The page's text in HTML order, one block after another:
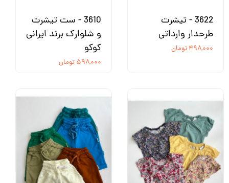
3622 - تیشرت
طرحدار وارداتی
۴۹۸,۰۰۰ تومان
3610 - ست تیشرت
و شلوارک برند ایرانی
کوکو
۵۹۸,۰۰۰ تومان